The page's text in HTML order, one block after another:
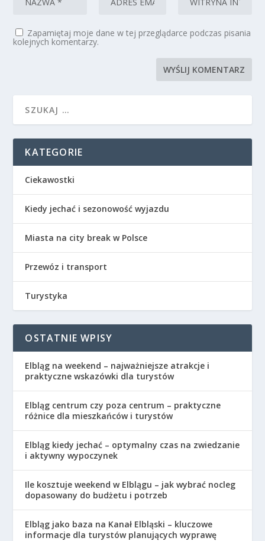
Zapamiętaj moje dane w tej przeglądarce podczas pisania
kolejnych komentarzy.
KATEGORIE
Ciekawostki
Kiedy jechać i sezonowość wyjazdu
Miasta na city break w Polsce
Przewóz i transport
Turystyka
OSTATNIE WPISY
Elbląg na weekend – najważniejsze atrakcje i
praktyczne wskazówki dla turystów
Elbląg centrum czy poza centrum – praktyczne
różnice dla mieszkańców i turystów
Elbląg kiedy jechać – optymalny czas na zwiedzanie
i aktywny wypoczynek
Ile kosztuje weekend w Elblągu – jak wybrać nocleg
dopasowany do budżetu i potrzeb
Elbląg jako baza na Kanał Elbląski – kluczowe
informacje dla turystów planujących wyprawę